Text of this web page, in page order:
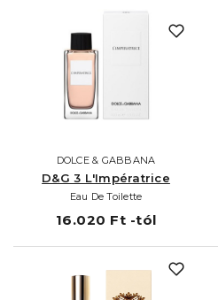
DOLCE & GABBANA
D&G 3 L'Impératrice
Eau De Toilette
16.020 Ft -tól